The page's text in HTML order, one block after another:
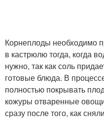
Корнеплоды необходимо
в кастрюлю тогда, когда
нужно, так как соль
готовые блюда. В
полностью покрывать
кожуры отваренные
сразу после того, как